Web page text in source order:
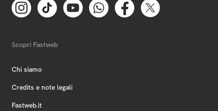
Scopri Fastweb
Chi siamo
Credits e note legali
Fastweb.it